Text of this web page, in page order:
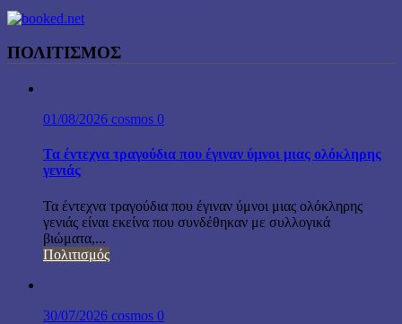
ΠΟΛΙΤΙΣΜΟΣ
01/08/2026 cosmos 0
Τα έντεχνα τραγούδια που έγιναν ύμνοι μιας ολόκληρης
γενιάς
Τα έντεχνα τραγούδια που έγιναν ύμνοι μιας ολόκληρης
γενιάς είναι εκείνα που συνδέθηκαν με συλλογικά
βιώματα,...
Πολιτισμός
30/07/2026 cosmos 0